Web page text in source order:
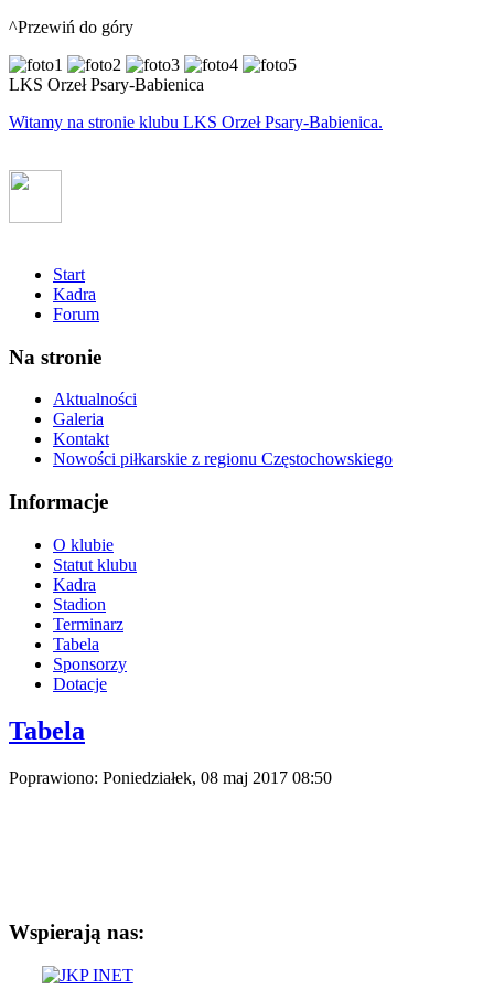
^Przewiń do góry
LKS Orzeł Psary-Babienica
Witamy na stronie klubu LKS Orzeł Psary-Babienica.
Start
Kadra
Forum
Na stronie
Aktualności
Galeria
Kontakt
Nowości piłkarskie z regionu Częstochowskiego
Informacje
O klubie
Statut klubu
Kadra
Stadion
Terminarz
Tabela
Sponsorzy
Dotacje
Tabela
Poprawiono: Poniedziałek, 08 maj 2017 08:50
Wspierają nas: